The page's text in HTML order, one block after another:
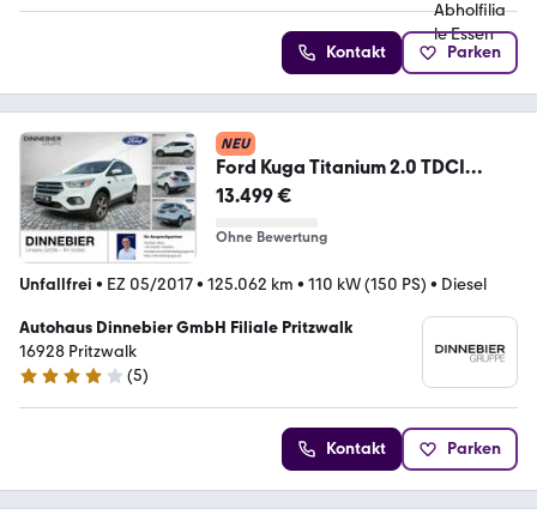
Kontakt Parken
NEU
Ford Kuga Titanium 2.0 TDCI
WInterpaket+KeyLess+Navi
13.499 €
Ohne Bewertung
Unfallfrei • EZ 05/2017• 125.062 km • 110 kW (150 PS) • Diesel
Autohaus Dinnebier GmbH Filiale Pritzwalk
16928 Pritzwalk
4.2 Sterne
(5)
Kontakt Parken